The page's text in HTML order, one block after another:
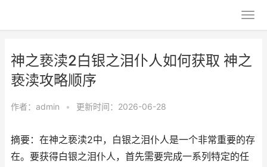
神之亵渎2白银之泪仆人如何获取 神之
亵渎攻略顺序
作者： admin • 更新时间：2026-06-28
摘要：在神之亵渎2中，白银之泪仆人是一个非常重要的存
在。要获得白银之泪仆人，首先需要完成一系列特定的任